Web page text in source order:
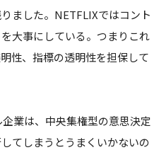
ました。NETFLIXではコント
大事にしている。つまりこれ
性、指標の透明性を担保して
業は、中央集権型の意思決定
てしまうとうまくいかないの